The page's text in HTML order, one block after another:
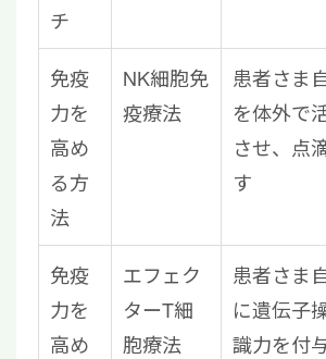
チ
免疫
力を
高め
る方
法
NK細胞免
疫療法
患者さま
を体外で
させ、点
す
免疫
力を
高め
エフェク
ターT細
胞療法
患者さま
に遺伝子
識力を付